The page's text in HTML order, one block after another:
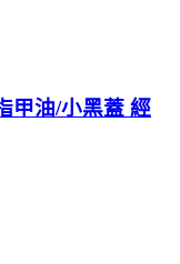
甲油/小黑蓋 經